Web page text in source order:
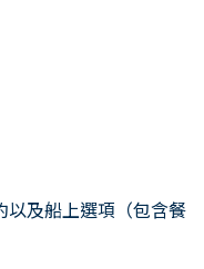
以及船上選項（包含餐